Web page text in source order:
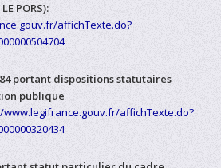
PORS):
affichTexte.do?
portant dispositions statutaires
publique
affichTexte.do?